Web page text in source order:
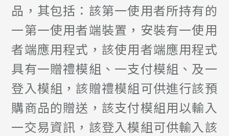
品，其包括：該第一使用者所持有的
一第一使用者端裝置，安裝有一使用
者端應用程式，該使用者端應用程式
具有一贈禮模組、一支付模組、及一
登入模組，該贈禮模組可供進行該預
購商品的贈送，該支付模組用以輸入
一交易資訊，該登入模組可供輸入該